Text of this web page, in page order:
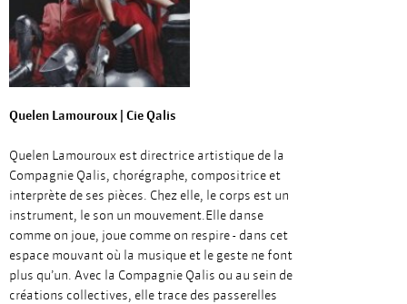
Quelen Lamouroux | Cie Qalis
Quelen Lamouroux est directrice artistique de la
Compagnie Qalis, chorégraphe, compositrice et
interprète de ses pièces. Chez elle, le corps est un
instrument, le son un mouvement.Elle danse
comme on joue, joue comme on respire - dans cet
espace mouvant où la musique et le geste ne font
plus qu’un. Avec la Compagnie Qalis ou au sein de
créations collectives, elle trace des passerelles